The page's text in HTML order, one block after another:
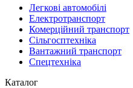
Легкові автомобілі
Електротранспорт
Комерційний транспорт
Сільгосптехніка
Вантажний транспорт
Спецтехніка
Каталог